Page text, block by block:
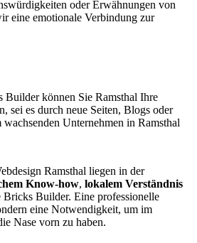
oder Erwähnungen von
eine emotionale Verbindung zur
Builder können Sie Ramsthal Ihre
sei es durch neue Seiten, Blogs oder
Unternehmen in Ramsthal
Ramsthal liegen in der
Know-how, lokalem Verständnis
Bricks Builder. Eine professionelle
eine Notwendigkeit, um im
Nase vorn zu haben.